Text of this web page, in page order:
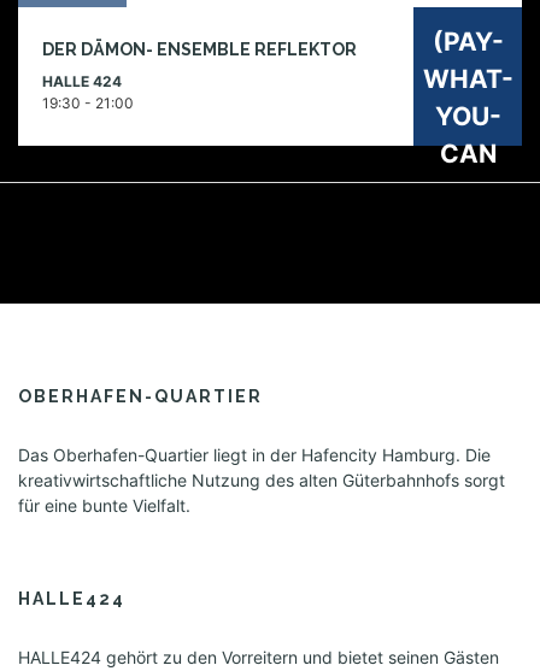
a
t
o
n
2026
DER DÄMON- ENSEMBLE REFLEKTOR
HALLE 424
19:30 - 21:00
(PAY-
WHAT-
YOU-
CAN
OBERHAFEN-QUARTIER
Das Oberhafen-Quartier liegt in der Hafencity Hamburg. Die
kreativwirtschaftliche Nutzung des alten Güterbahnhofs sorgt
für eine bunte Vielfalt.
HALLE424
HALLE424 gehört zu den Vorreitern und bietet seinen Gästen